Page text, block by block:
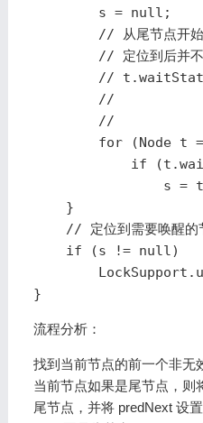
        s = null;
// 从尾节点开
// 定位到后并不
//
//
//
for (Node t
if
s =
    }
// 定位到需要唤醒
    if (s != null)
流程分析：
找到当前节点的前一个非无
当前节点如果是尾节点，则
尾节点，并将 predNext 设置